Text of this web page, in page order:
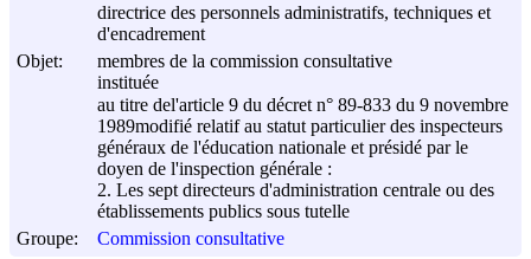
directrice des personnels administratifs, techniques et
d'encadrement
Objet:
membres de la commission consultative
instituée
au titre del'article 9 du décret n° 89-833 du 9 novembre
1989modifié relatif au statut particulier des inspecteurs
généraux de l'éducation nationale et présidé par le
doyen de l'inspection générale :
2. Les sept directeurs d'administration centrale ou des
établissements publics sous tutelle
Groupe:
Commission consultative